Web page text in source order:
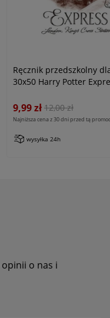
Ręcznik przedszkolny
30x50 Harry Potter
9,99 zł 12,00 zł
Najniższa cena z 30 dni przed tą
wysyłka 24h
opinii o nas i